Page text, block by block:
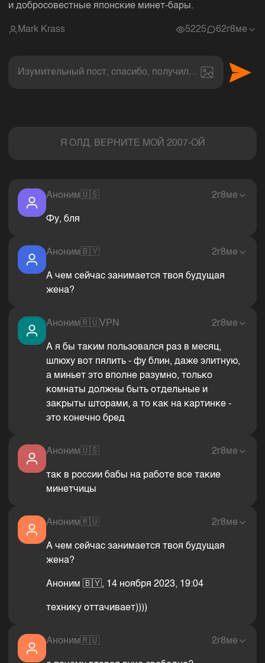
и добросовестные японские минет-бары.
Mark Krass 5225 62г8ме
Изумительный пост, спасибо, получил величайшее
Я ОЛД, ВЕРНИТЕ МОЙ 2007-ОЙ
Аноним🇺🇸 2г8ме
Фу, бля
Аноним🇧🇾 2г8ме
А чем сейчас занимается твоя будущая
жена?
Аноним🇷🇺VPN 2г8ме
А я бы таким пользовался раз в месяц,
шлюху вот пялить - фу блин, даже элитную,
а миньет это вполне разумно, только
комнаты должны быть отдельные и
закрыты шторами, а то как на картинке -
это конечно бред
Аноним🇺🇸 2г8ме
так в россии бабы на работе все такие
минетчицы
Аноним🇷🇺 2г8ме
А чем сейчас занимается твоя будущая
жена?
Аноним 🇧🇾, 14 ноября 2023, 19:04
технику оттачивает))))
Аноним🇷🇺 2г8ме